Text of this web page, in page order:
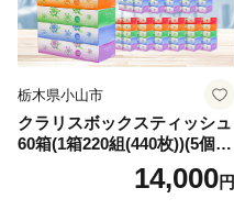
栃木県小山市
クラリスボックスティッシュ
60箱(1箱220組(440枚))(5個入
り×12セット)【1256759】
14,000円